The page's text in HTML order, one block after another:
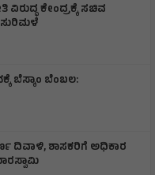
ಕೇಂದ್ರಕ್ಕೆ ಸಚಿವ
ಸುರಿಮಳೆ
ಬೆಸ್ಕಾಂ ಬೆಂಬಲ:
ದಿವಾಳಿ, ಶಾಸಕರಿಗೆ ಅಧಿಕಾರ